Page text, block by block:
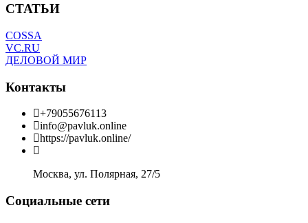
СТАТЬИ
COSSA
VC.RU
ДЕЛОВОЙ МИР
Контакты
+79055676113
info@pavluk.online
https://pavluk.online/
Москва, ул. Полярная, 27/5
Социальные сети